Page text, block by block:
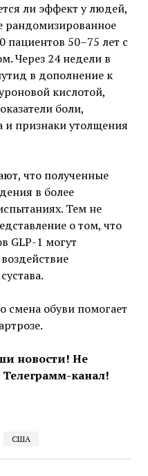
ли эффект у людей,
рандомизированное
пациентов 50–75 лет с
Через 24 недели в
в дополнение к
кислотой,
боли,
и признаки утолщения
что полученные
в более
Тем не
о том, что
GLP-1 могут
смена обуви помогает
новости! Не
Телеграмм-канал!
США